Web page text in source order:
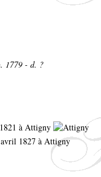
1779 - d. ?
à Attigny
avril 1827 à Attigny